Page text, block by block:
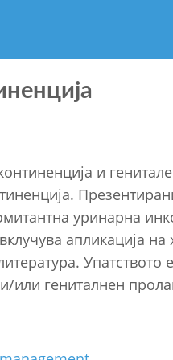
и
уринарна
апликација
или гениталнен